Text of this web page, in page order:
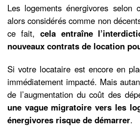
Les logements énergivores selon
alors considérés comme non
ce fait, cela entraîne
nouveaux contrats de location
Si votre locataire est encore en
immédiatement impacté. Mais
de l’augmentation du coût des
une vague migratoire vers les
énergivores risque de démarrer.